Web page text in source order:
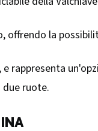
la
rappresenta
due ruote.